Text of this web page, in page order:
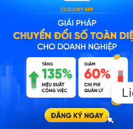
Hướng dẫn sử dụng
nghiệp
Phần mềm hoạch